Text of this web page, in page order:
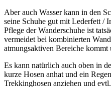
Aber auch Wasser kann in den
seine Schuhe gut mit Lederfett /
Pflege der Wanderschuhe ist
vermeidet bei kombinierten
atmungsaktiven Bereiche
Es kann natürlich auch oben in
kurze Hosen anhat und ein
Trekkinghosen anziehen und